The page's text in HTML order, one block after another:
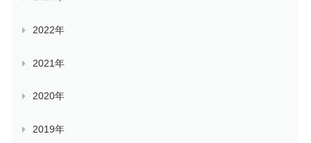
2022年
2021年
2020年
2019年